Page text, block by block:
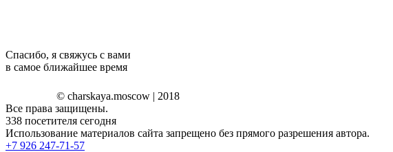
Спасибо, я свяжусь с вами
в самое ближайшее время
© charskaya.moscow | 2018
Все права защищены.
338 посетителя сегодня
Использование материалов сайта запрещено без прямого разрешения автора.
+7 926 247-71-57